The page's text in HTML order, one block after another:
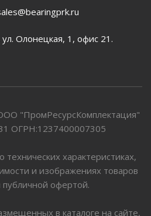
ул. Олонецкая, 1, офис 21.
"ПромРесурсКомплектация"
ОГРН:1237400007305
характеристиках,
и изображениях товаров
публичной офертой.
в каталоге на сайте,